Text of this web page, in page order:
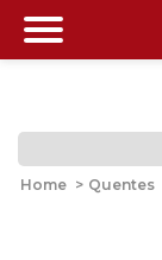
Home > Quentes